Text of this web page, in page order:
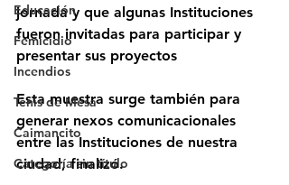
Educación
Femicidio
Incendios
Tenis de Mesa
Caimancito
Categoría sin título
jornada y que algunas Instituciones
fueron invitadas para participar y
presentar sus proyectos
Esta muestra surge también para
generar nexos comunicacionales
entre las Instituciones de nuestra
ciudad, finalizó.